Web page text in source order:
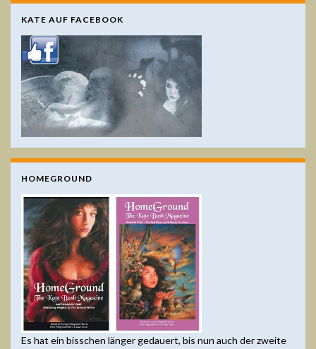
KATE AUF FACEBOOK
HOMEGROUND
Es hat ein bisschen länger gedauert, bis nun auch der zweite